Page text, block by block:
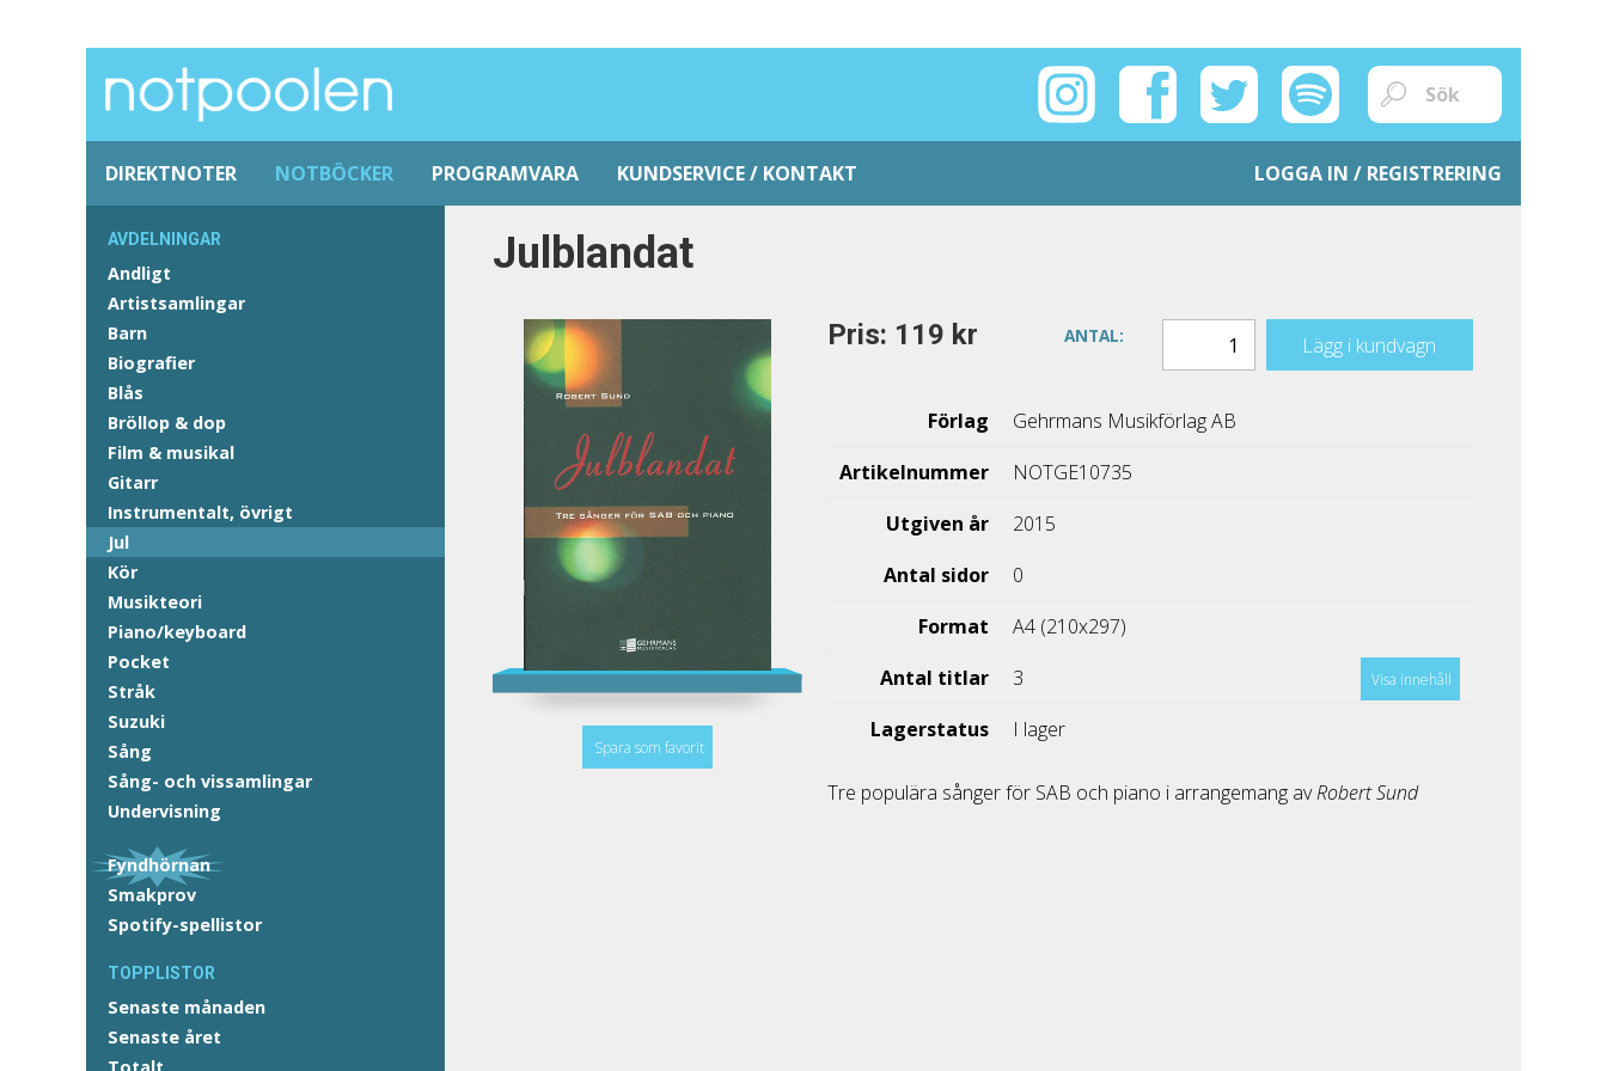
DIREKTNOTER NOTBÖCKER PROGRAMVARA KUNDSERVICE / KONTAKT LOGGA IN / REGISTRERING
AVDELNINGAR
Andligt
Artistsamlingar
Barn
Biografier
Blås
Bröllop & dop
Film & musikal
Gitarr
Instrumentalt, övrigt
Jul
Kör
Musikteori
Piano/keyboard
Pocket
Stråk
Suzuki
Sång
Sång- och vissamlingar
Undervisning
Fyndhörnan
Smakprov
Spotify-spellistor
TOPPLISTOR
Senaste månaden
Senaste året
Julblandat
Spara som favorit
Pris: 119 kr ANTAL: Lägg i kundvagn
Förlag
Gehrmans Musikförlag AB
Artikelnummer
NOTGE10735
Utgiven år
2015
Antal sidor
0
Format
A4 (210x297)
Antal titlar
3 Visa innehåll
Lagerstatus I lager
Tre populära sånger för SAB och piano i arrangemang avRobert Sund